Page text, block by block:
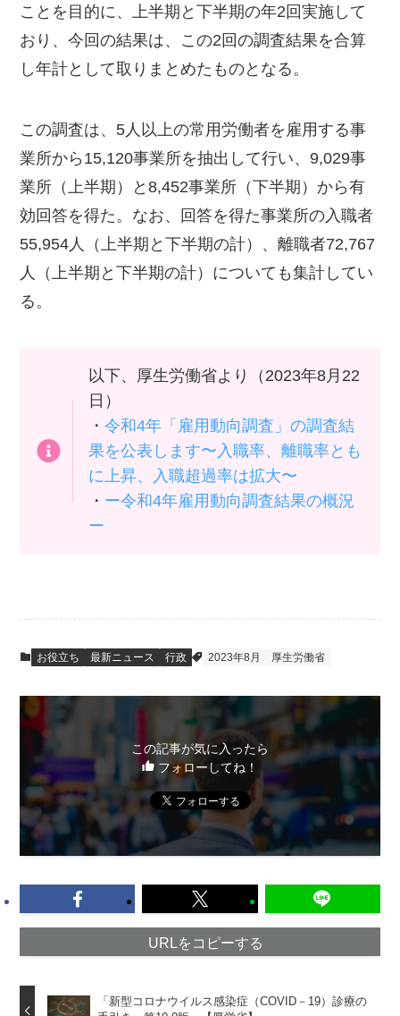
ことを目的に、上半期と下半期の年2回実施して
おり、今回の結果は、この2回の調査結果を合算
し年計として取りまとめたものとなる。
この調査は、5人以上の常用労働者を雇用する事
業所から15,120事業所を抽出して行い、9,029事
業所（上半期）と8,452事業所（下半期）から有
効回答を得た。なお、回答を得た事業所の入職者
55,954人（上半期と下半期の計）、離職者72,767
人（上半期と下半期の計）についても集計してい
る。
以下、厚生労働省より（2023年8月22
日）
・ 令和4年「雇用動向調査」の調査結
果を公表します〜入職率、離職率とも
に上昇、入職超過率は拡大〜
・ ー令和4年雇用動向調査結果の概況
ー
お役立ち 最新ニュース 行政 2023年8月 厚生労働省
この記事が気に入ったら
フォローしてね！
URLをコピーする
「新型コロナウイルス感染症（COVID－19）診療の